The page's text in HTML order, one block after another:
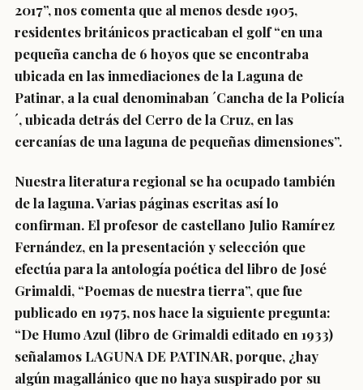
2017”, nos comenta que al menos desde 1905,
residentes británicos practicaban el golf “en una
pequeña cancha de 6 hoyos que se encontraba
ubicada en las inmediaciones de la Laguna de
Patinar, a la cual denominaban ´Cancha de la Policía
´, ubicada detrás del Cerro de la Cruz, en las
cercanías de una laguna de pequeñas dimensiones”.
Nuestra literatura regional se ha ocupado también
de la laguna. Varias páginas escritas así lo
confirman. El profesor de castellano Julio Ramírez
Fernández, en la presentación y selección que
efectúa para la antología poética del libro de José
Grimaldi, “Poemas de nuestra tierra”, que fue
publicado en 1975, nos hace la siguiente pregunta:
“De Humo Azul (libro de Grimaldi editado en 1933)
señalamos LAGUNA DE PATINAR, porque, ¿hay
algún magallánico que no haya suspirado por su